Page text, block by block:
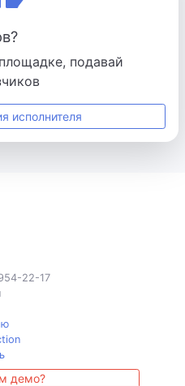
подавай
исполнителя
22-17
демо?